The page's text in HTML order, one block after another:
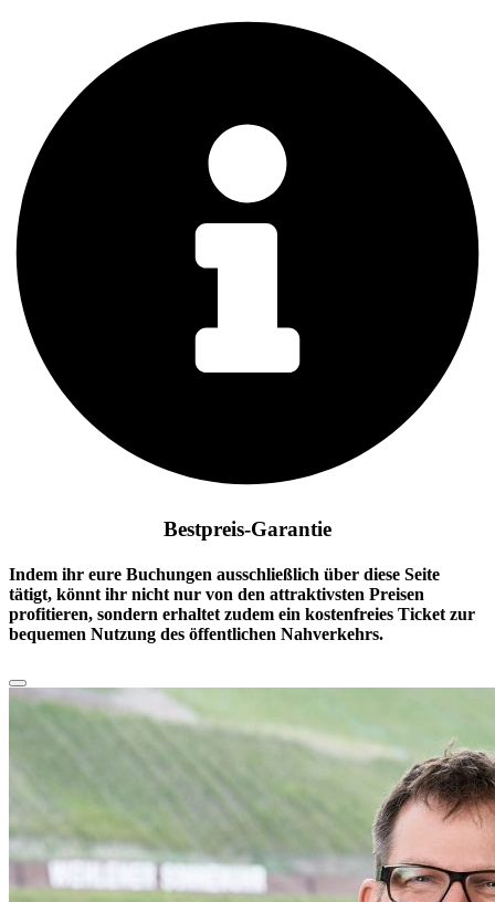
Bestpreis-Garantie
Indem ihr eure Buchungen ausschließlich über diese Seite
tätigt, könnt ihr nicht nur von den attraktivsten Preisen
profitieren, sondern erhaltet zudem ein kostenfreies Ticket zur
bequemen Nutzung des öffentlichen Nahverkehrs.